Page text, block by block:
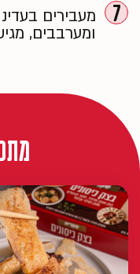
7
מעבירים
ומערבבים,